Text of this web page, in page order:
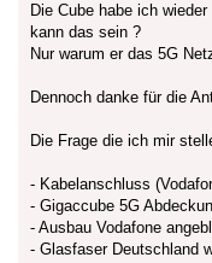
Die Cube habe ich
kann das sein ?
Nur warum er das 5G
Dennoch danke für die
Die Frage die ich mir
- Kabelanschluss
- Gigaccube 5G
- Ausbau Vodafone
- Glasfaser Deutschland